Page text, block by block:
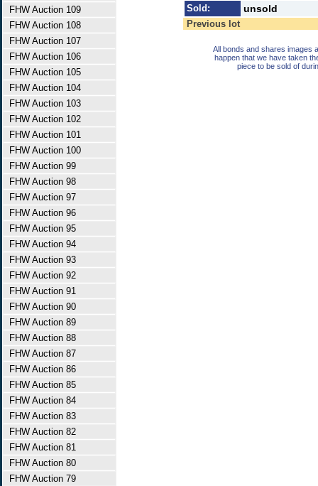
FHW Auction 109
FHW Auction 108
FHW Auction 107
FHW Auction 106
FHW Auction 105
FHW Auction 104
FHW Auction 103
FHW Auction 102
FHW Auction 101
FHW Auction 100
FHW Auction 99
FHW Auction 98
FHW Auction 97
FHW Auction 96
FHW Auction 95
FHW Auction 94
FHW Auction 93
FHW Auction 92
FHW Auction 91
FHW Auction 90
FHW Auction 89
FHW Auction 88
FHW Auction 87
FHW Auction 86
FHW Auction 85
FHW Auction 84
FHW Auction 83
FHW Auction 82
FHW Auction 81
FHW Auction 80
FHW Auction 79
Sold: unsold
Previous lot
All bonds and shares images
happen that we have taken
piece to be sold of